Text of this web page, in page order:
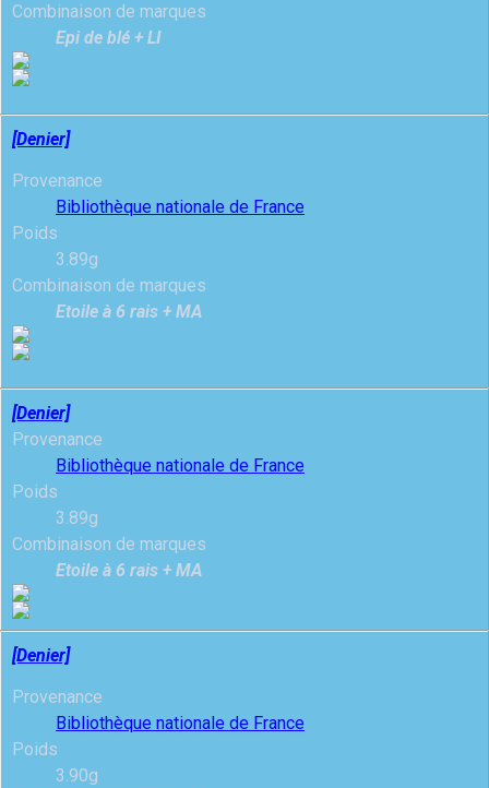
Combinaison de marques
Epi de blé + LI
[Denier]
Provenance
Bibliothèque nationale de France
Poids
3.89g
Combinaison de marques
Etoile à 6 rais + MA
[Denier]
Provenance
Bibliothèque nationale de France
Poids
3.89g
Combinaison de marques
Etoile à 6 rais + MA
[Denier]
Provenance
Bibliothèque nationale de France
Poids
3.90g